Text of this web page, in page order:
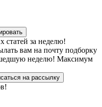
статей за неделю!
вам на почту подборку
неделю! Максимум
на рассылку